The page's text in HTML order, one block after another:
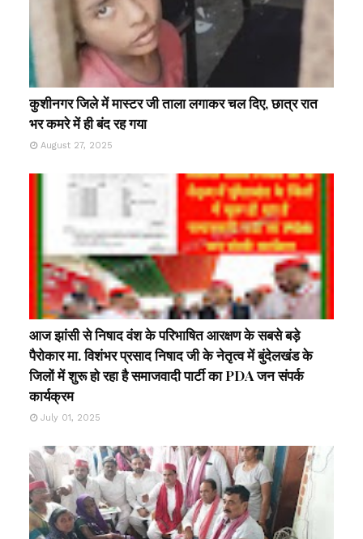
कुशीनगर जिले में मास्टर जी ताला लगाकर चल दिए, छात्र रात
भर कमरे में ही बंद रह गया
August 27, 2025
आज झांसी से निषाद वंश के परिभाषित आरक्षण के सबसे बड़े
पैरोकार मा. विशंभर प्रसाद निषाद जी के नेतृत्व में बुंदेलखंड के
जिलों में शुरू हो रहा है समाजवादी पार्टी का PDA जन संपर्क
कार्यक्रम
July 01, 2025